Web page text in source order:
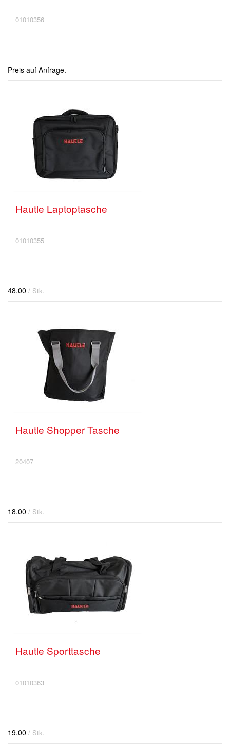
01010356
Preis auf Anfrage.
Hautle Laptoptasche
01010355
48.00 / Stk.
Hautle Shopper Tasche
20407
18.00 / Stk.
Hautle Sporttasche
01010363
19.00 / Stk.